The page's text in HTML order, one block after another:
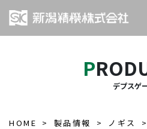
デプスゲ
HOME 製品情報 ノギス